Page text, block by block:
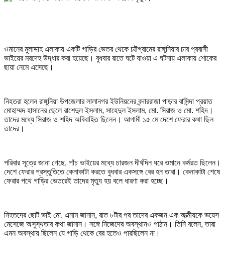
ওমানের মুলাদ্দাহ এলাকায় একটি গাড়ির ভেতর থেকে চট্টগ্রামের রাঙ্গুনিয়ার চার প্রবাসী
ভাইয়ের মরদেহ উদ্ধার করা হয়েছে। বুধবার রাতে ঘটে যাওয়া এ ঘটনায় এলাকায় শোকের
ছায়া নেমে এসেছে।
নিহতরা হলেন রাঙ্গুনিয়া উপজেলার লালানগর ইউনিয়নের বন্দাররাজা পাড়ার বাসিন্দা প্রয়াত
মোহাম্মদ হাসানের ছেলে রাশেদুল ইসলাম, সাহেদুল ইসলাম, মো. সিরাজ ও মো. শহিদ।
তাদের মধ্যে সিরাজ ও শহিদ অবিবাহিত ছিলেন। আগামী ১৫ মে দেশে ফেরার কথা ছিল
তাদের।
পরিবার সূত্রে জানা গেছে, পাঁচ ভাইয়ের মধ্যে চারজন দীর্ঘদিন ধরে ওমানে কর্মরত ছিলেন।
দেশে ফেরার প্রস্তুতিতে কেনাকাটা করতে বুধবার একসঙ্গে বের হন তারা। কেনাকাটা শেষে
ফেরার পথে গাড়ির ভেতরেই তাদের মৃত্যু হয় বলে ধারণা করা হচ্ছে।
নিহতদের ছোট ভাই মো. এনাম জানান, রাত ৮টার পর তাদের একজন এক আত্মীয়কে ভয়েস
মেসেজে অসুস্থতার কথা জানান। সঙ্গে নিজেদের অবস্থানও পাঠান। তিনি বলেন, তারা
এমন অবস্থায় ছিলেন যে গাড়ি থেকে বের হতেও পারছিলেন না।